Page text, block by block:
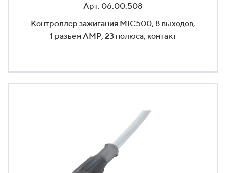
Арт. 06.00.508
Контроллер зажигания MIC500, 8 выходов,
1 разъем AMP, 23 полюса, контакт